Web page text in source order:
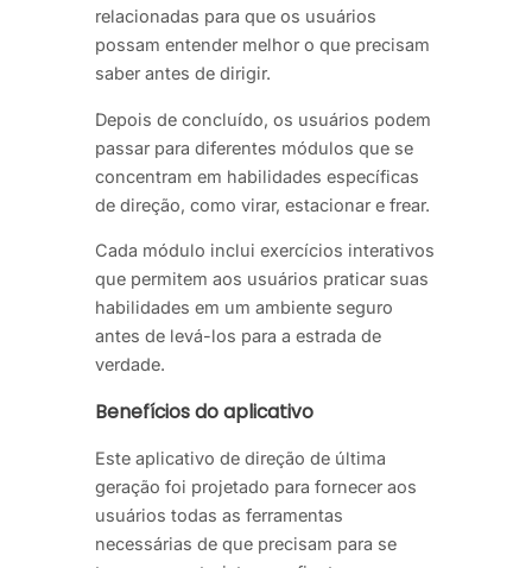
relacionadas para que os usuários
possam entender melhor o que precisam
saber antes de dirigir.
Depois de concluído, os usuários podem
passar para diferentes módulos que se
concentram em habilidades específicas
de direção, como virar, estacionar e frear.
Cada módulo inclui exercícios interativos
que permitem aos usuários praticar suas
habilidades em um ambiente seguro
antes de levá-los para a estrada de
verdade.
Benefícios do aplicativo
Este aplicativo de direção de última
geração foi projetado para fornecer aos
usuários todas as ferramentas
necessárias de que precisam para se